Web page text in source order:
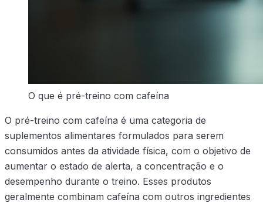
O que é pré-treino com cafeína
O pré-treino com cafeína é uma categoria de
suplementos alimentares formulados para serem
consumidos antes da atividade física, com o objetivo de
aumentar o estado de alerta, a concentração e o
desempenho durante o treino. Esses produtos
geralmente combinam cafeína com outros ingredientes